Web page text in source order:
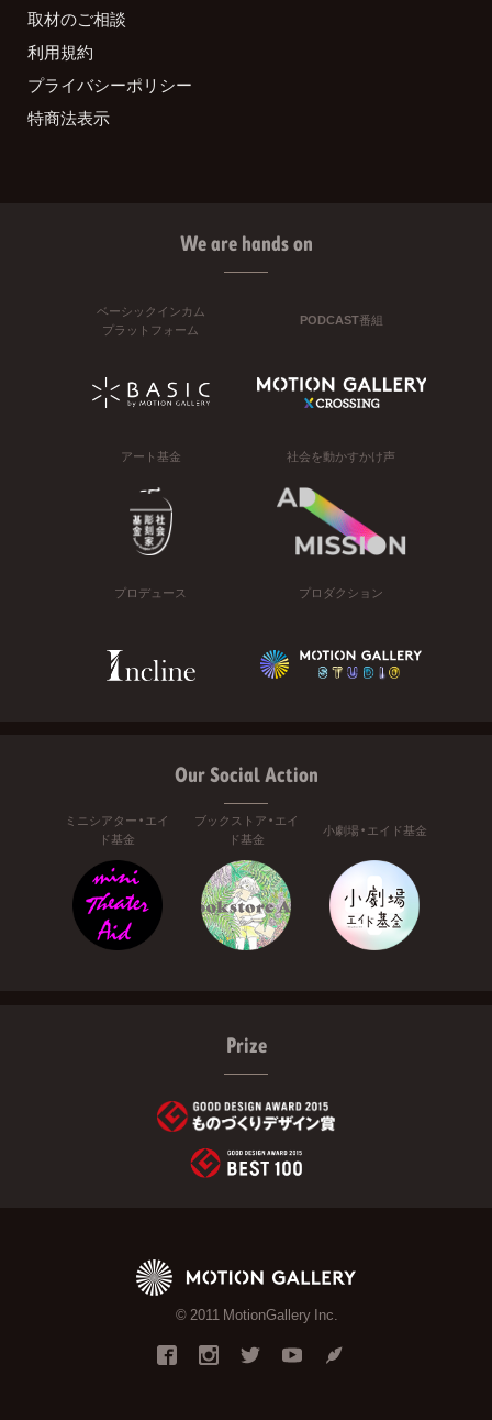
取材のご相談
利用規約
プライバシーポリシー
特商法表示
We are hands on
ベーシックインカム
プラットフォーム
PODCAST番組
アート基金 社会を動かすかけ声
プロデュース プロダクション
Our Social Action
ミニシアター・エイ
ド基金
ブックストア・エイ
ド基金
小劇場・エイド基金
Prize
© 2011 MotionGallery Inc.